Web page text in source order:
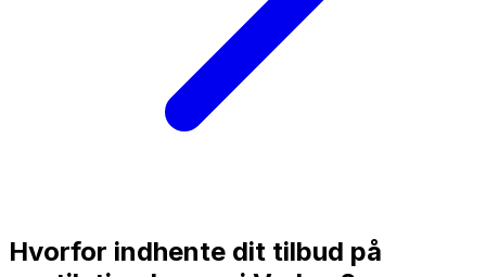
Hvorfor indhente dit tilbud på